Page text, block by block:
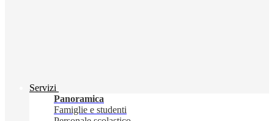
Servizi
Panoramica
Famiglie e studenti